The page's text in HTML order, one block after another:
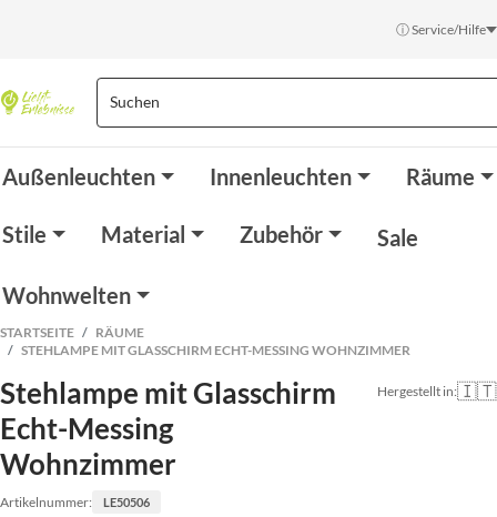
ⓘ Service/Hilfe
Außenleuchten Innenleuchten Räume
Stile Material Zubehör Sale
Wohnwelten
STARTSEITE
RÄUME
STEHLAMPE MIT GLASSCHIRM ECHT-MESSING WOHNZIMMER
Stehlampe mit Glasschirm
Echt-Messing
Wohnzimmer
Artikelnummer: LE50506
Hergestellt in:🇮🇹